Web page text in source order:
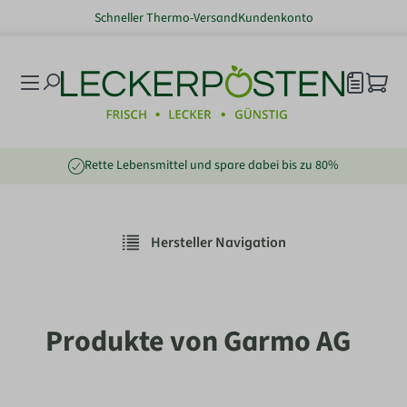
springenSchneller Thermo-VersandKundenkonto
Rette Lebensmittel und spare dabei bis zu 80%
Hersteller Navigation
Produkte von Garmo AG